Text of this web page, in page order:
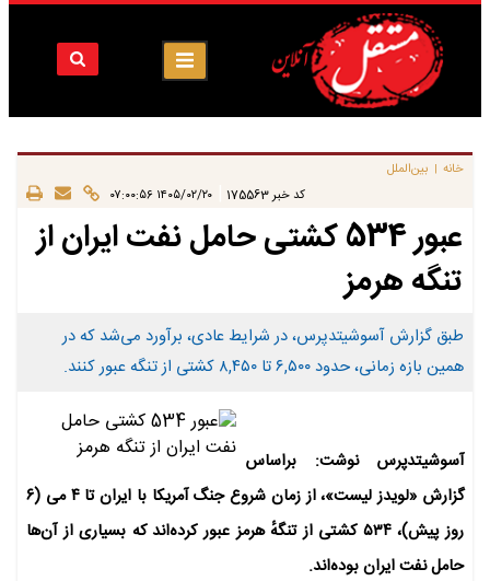
خانه | بین‌الملل
کد خبر 175563 ۱۴۰۵/۰۲/۲۰ ۰۷:۰۰:۵۶
عبور 534 کشتی حامل نفت ایران از
تنگه هرمز
طبق گزارش آسوشیتدپرس، در شرایط عادی، برآورد می‌شد که در
همین بازه زمانی، حدود ۶,۵۰۰ تا ۸,۴۵۰ کشتی از تنگه عبور کنند.
آسوشیتدپرس نوشت: براساس
گزارش «لویدز لیست»، از زمان شروع جنگ آمریکا با ایران تا ۴ می (۶
روز پیش)، ۵۳۴ کشتی از تنگهٔ هرمز عبور کرده‌اند که بسیاری از آن‌ها
حامل نفت ایران بوده‌اند.